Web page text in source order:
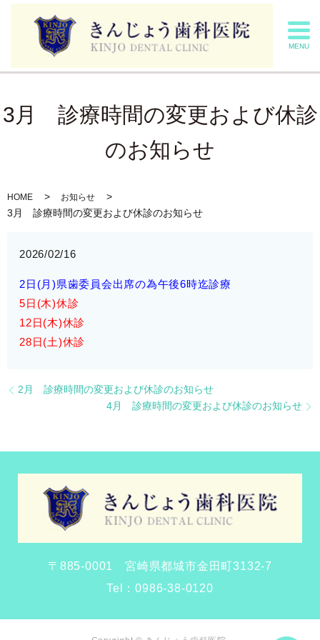
MENU
3月 診療時間の変更および休診
のお知らせ
HOME お知らせ
3月 診療時間の変更および休診のお知らせ
2026/02/16
2日(月)県歯委員会出席の為午後6時迄診療
5日(木)休診
12日(木)休診
28日(土)休診
2月 診療時間の変更および休診のお知らせ
4月 診療時間の変更および休診のお知らせ
〒885-0001 宮崎県都城市金田町3132-7
Tel：0986-38-0120